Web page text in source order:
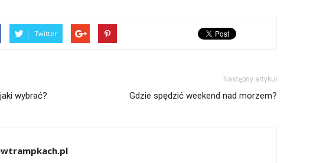
Twitter
wybrać?
Następny artykuł
Gdzie spędzić weekend nad morzem?